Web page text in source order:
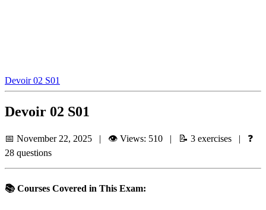
Devoir 02 S01
Devoir 02 S01
📅 November 22, 2025 | 👁️ Views: 510 | 📝 3 exercises | ❓
28 questions
📚 Courses Covered in This Exam: